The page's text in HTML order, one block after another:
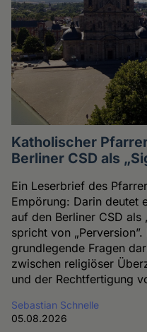
Katholischer
Berliner CSD als
Ein Leserbrief des
Empörung: Darin deutet
auf den Berliner CSD als
spricht von
grundlegende Fragen
zwischen religiöser
und der Rechtfertigung
Sebastian Schnelle
05.08.2026